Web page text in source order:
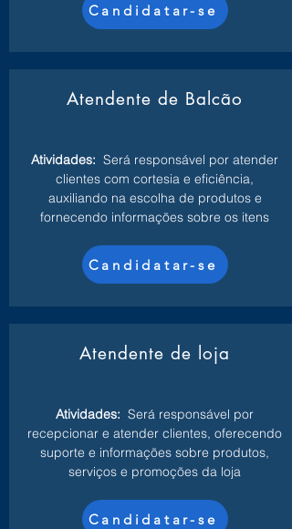
Candidatar-se
Atendente de Balcão
Atividades: Será responsável por atender
clientes com cortesia e eficiência,
auxiliando na escolha de produtos e
fornecendo informações sobre os itens
Candidatar-se
Atendente de loja
Atividades: Será responsável por
recepcionar e atender clientes, oferecendo
suporte e informações sobre produtos,
serviços e promoções da loja
Candidatar-se